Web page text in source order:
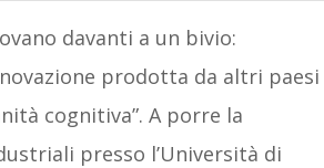
davanti a un bivio:
prodotta da altri paesi
cognitiva”. A porre la
presso l’Università di